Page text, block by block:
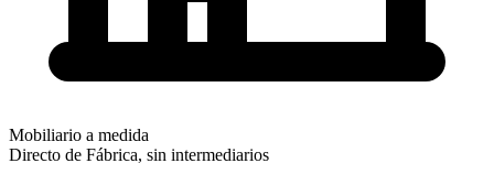
Mobiliario a medida
Directo de Fábrica, sin intermediarios